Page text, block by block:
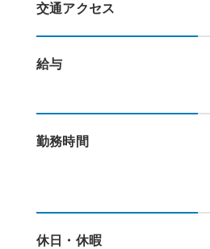
交通アクセス
給与
勤務時間
休日・休暇